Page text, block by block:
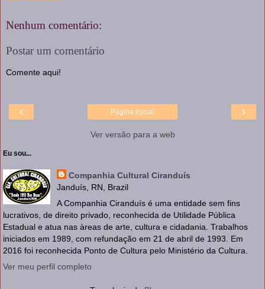
Nenhum comentário:
Postar um comentário
Comente aqui!
‹ ›
Página inicial
Ver versão para a web
Eu sou...
Companhia Cultural Ciranduís
Janduís, RN, Brazil
A Companhia Ciranduís é uma entidade sem fins
lucrativos, de direito privado, reconhecida de Utilidade Pública
Estadual e atua nas àreas de arte, cultura e cidadania. Trabalhos
iniciados em 1989, com refundação em 21 de abril de 1993. Em
2016 foi reconhecida Ponto de Cultura pelo Ministério da Cultura.
Ver meu perfil completo